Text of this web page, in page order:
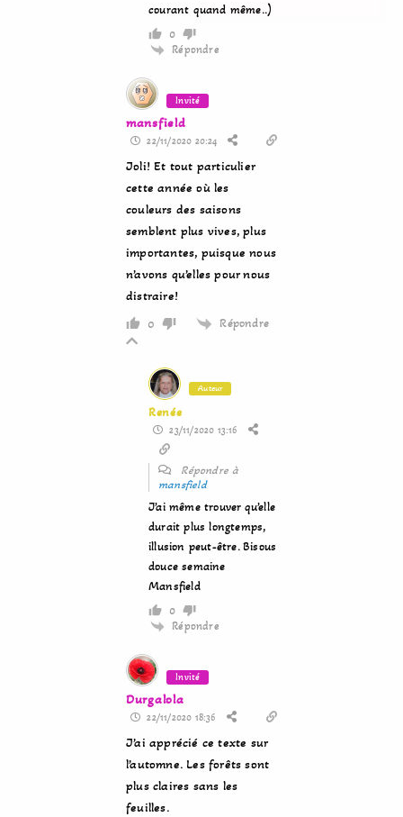
courant quand même..)
0
Répondre
Invité
mansfield
22/11/2020 20:24
Joli! Et tout particulier
cette année où les
couleurs des saisons
semblent plus vives, plus
importantes, puisque nous
n’avons qu’elles pour nous
distraire!
0 Répondre
Auteur
Renée
23/11/2020 13:16
Répondre à
mansfield
J’ai même trouver qu’elle
durait plus longtemps,
illusion peut-être. Bisous
douce semaine
Mansfield
0
Répondre
Invité
Durgalola
22/11/2020 18:36
J’ai apprécié ce texte sur
l’automne. Les forêts sont
plus claires sans les
feuilles.